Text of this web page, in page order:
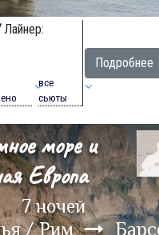
Лайнер:
все
сьюты
Подробнее
море и
Европа
7 ночей